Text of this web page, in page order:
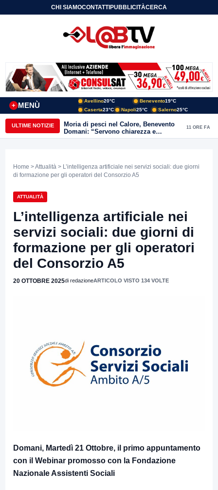
CHI SIAMOCONTATTIPUBBLICITÀCERCA
MENÙ
+
Avellino20°C Benevento19°C
Caserta23°C Napoli25°C Salerno25°C
ULTIME NOTIZIE
Moria di pesci nel Calore, Benevento
Domani: “Servono chiarezza e
approfondimenti sulla gestione
11 ORE FA
Home >Attualità > L’intelligenza artificiale nei servizi sociali: due giorni
di formazione per gli operatori del Consorzio A5
ATTUALITÀ
L’intelligenza artificiale nei
servizi sociali: due giorni di
formazione per gli operatori
del Consorzio A5
20 OTTOBRE 2025di redazioneARTICOLO VISTO 134 VOLTE
Domani, Martedì 21 Ottobre, il primo appuntamento
con il Webinar promosso con la Fondazione
Nazionale Assistenti Sociali